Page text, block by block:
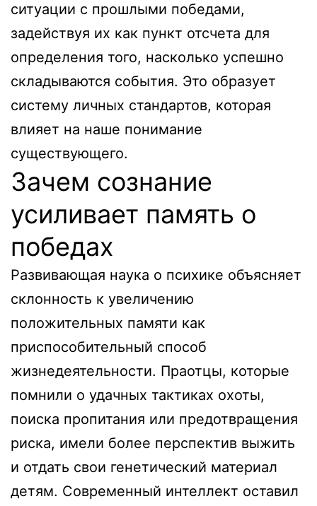
ситуации с прошлыми победами,
задействуя их как пункт отсчета для
определения того, насколько успешно
складываются события. Это образует
систему личных стандартов, которая
влияет на наше понимание
существующего.
Зачем сознание
усиливает память о
победах
Развивающая наука о психике объясняет
склонность к увеличению
положительных памяти как
приспособительный способ
жизнедеятельности. Праотцы, которые
помнили о удачных тактиках охоты,
поиска пропитания или предотвращения
риска, имели более перспектив выжить
и отдать свои генетический материал
детям. Современный интеллект оставил